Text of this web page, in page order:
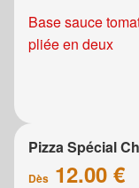
Base sauce
pliée en deux
Pizza Spécial
Dès 12.00 €